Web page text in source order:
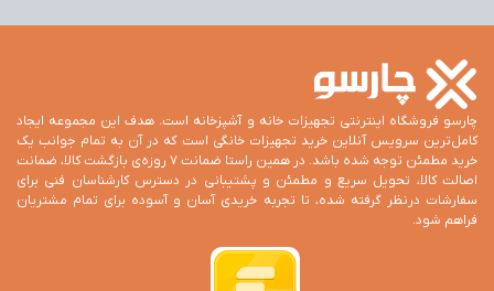
چارسو فروشگاه اینترنتی تجهیزات خانه و آشپزخانه است. هدف این مجموعه ایجاد
کامل‌ترین سرویس آنلاین خرید تجهیزات خانگی است که در آن به تمام جوانب یک
خرید مطمئن توجه شده باشد. در همین راستا ضمانت 7 روزه‌ی بازگشت کالا، ضمانت
اصالت کالا، تحویل سریع و مطمئن و پشتیبانی در دسترس کارشناسان فنی برای
سفارشات درنظر گرفته شده، تا تجربه خریدی آسان و آسوده برای تمام مشتریان
فراهم شود.